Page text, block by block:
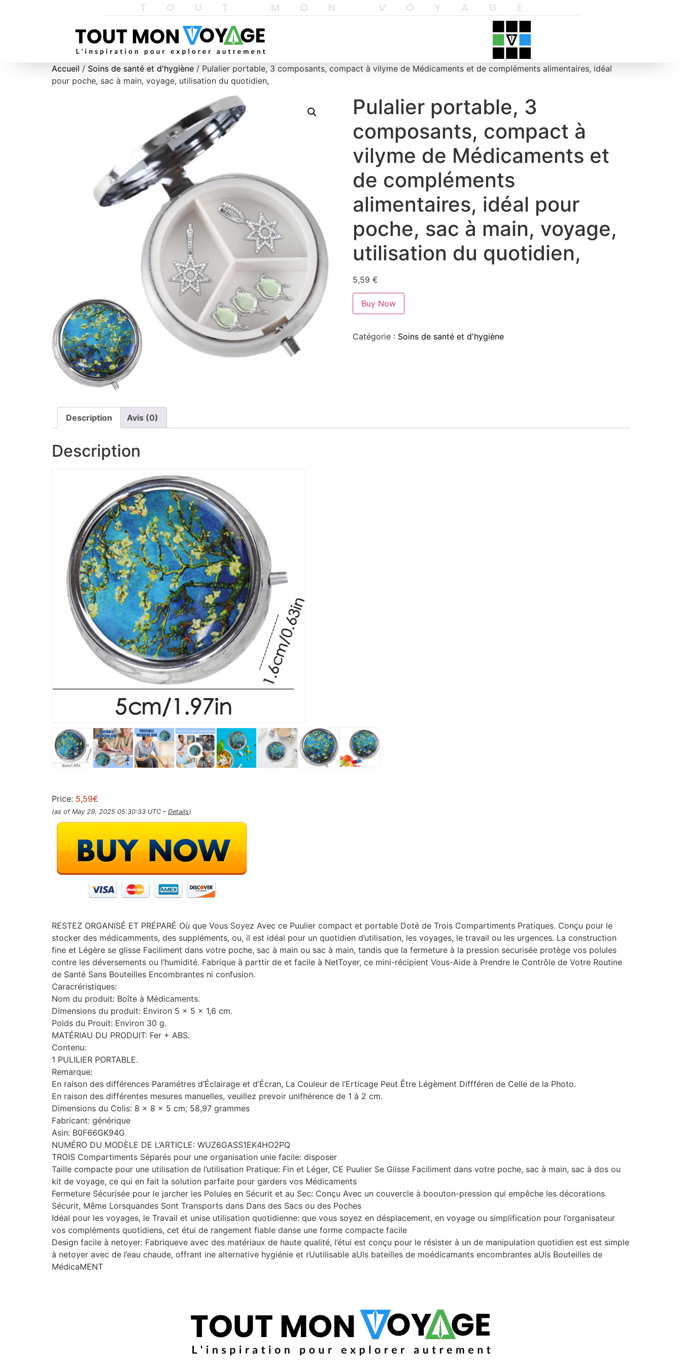
TOUT MON VOYAGE
Accueil / Soins de santé et d'hygiène / Pulalier portable, 3 composants, compact à vilyme de Médicaments et de compléments alimentaires, idéal
pour poche, sac à main, voyage, utilisation du quotidien,
Pulalier portable, 3
composants, compact à
vilyme de Médicaments et
de compléments
alimentaires, idéal pour
poche, sac à main, voyage,
utilisation du quotidien,
5,59 €
Buy Now
Catégorie : Soins de santé et d'hygiène
Description Avis (0)
Description
Price: 5,59€
(as of May 29, 2025 05:30:33 UTC – Details)
RESTEZ ORGANISÉ ET PRÉPARÉ Où que Vous Soyez Avec ce Puulier compact et portable Doté de Trois Compartiments Pratiques. Conçu pour le
stocker des médicamments, des suppléments, ou, il est idéal pour un quotidien d’utilisation, les voyages, le travail ou les urgences. La construction
fine et Légère se glisse Faciliment dans votre poche, sac à main ou sac à main, tandis que la fermeture à la pression securisée protège vos polules
contre les déversements ou l’humidité. Fabrique à parttir de et facile à NetToyer, ce mini-récipient Vous-Aide à Prendre le Contrôle de Votre Routine
de Santé Sans Bouteilles Encombrantes ni confusion.
Caracréristiques:
Nom du produit: Boîte à Médicaments.
Dimensions du produit: Environ 5 x 5 x 1,6 cm.
Poids du Prouit: Environ 30 g.
MATÉRIAU DU PRODUIT: Fer + ABS.
Contenu:
1 PULILIER PORTABLE.
Remarque:
En raison des différences Paramétres d’Éclairage et d’Écran, La Couleur de l’Erticage Peut Être Légèment Diffféren de Celle de la Photo.
En raison des différentes mesures manuelles, veuillez prevoir unifhérence de 1 à 2 cm.
Dimensions du Colis: 8 x 8 x 5 cm; 58,97 grammes
Fabricant: générique
Asin: B0F66GK94G
NUMÉRO DU MODÈLE DE L’ARTICLE: WUZ6GASS1EK4HO2PQ
TROIS Compartiments Séparés pour une organisation unie facile: disposer
Taille compacte pour une utilisation de l’utilisation Pratique: Fin et Léger, CE Puulier Se Glisse Faciliment dans votre poche, sac à main, sac à dos ou
kit de voyage, ce qui en fait la solution parfaite pour garders vos Médicaments
Fermeture Sécurisée pour le jarcher les Polules en Sécurit et au Sec: Conçu Avec un couvercle à boouton-pression qui empêche les décorations
Sécurit, Même Lorsquandes Sont Transports dans Dans des Sacs ou des Poches
Idéal pour les voyages, le Travail et unise utilisation quotidienne: que vous soyez en désplacement, en voyage ou simplification pour l’organisateur
vos compléments quotidiens, cet étui de rangement fiable danse une forme compacte facile
Design facile à netoyer: Fabriqueve avec des matériaux de haute qualité, l’étui est conçu pour le résister à un de manipulation quotidien est est simple
à netoyer avec de l’eau chaude, offrant ine alternative hygiénie et rUutilisable aUls bateilles de moédicamants encombrantes aUls Bouteilles de
MédicaMENT